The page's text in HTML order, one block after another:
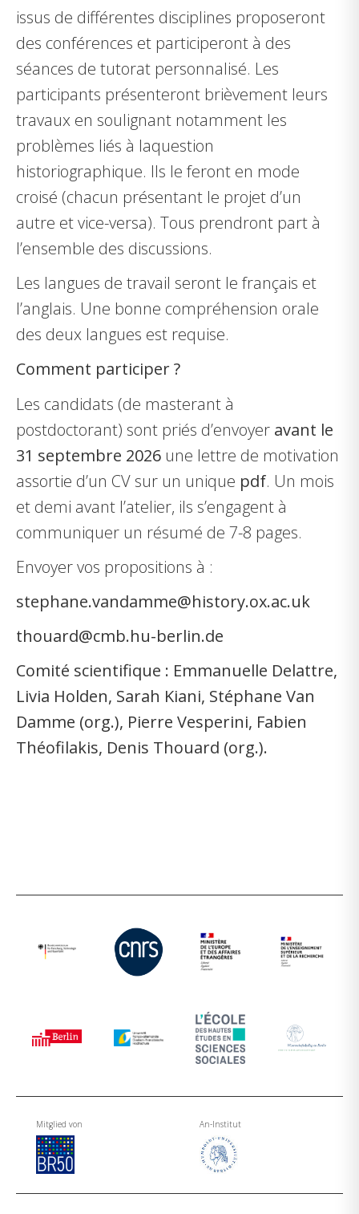
issus de différentes disciplines proposeront
des conférences et participeront à des
séances de tutorat personnalisé. Les
participants présenteront brièvement leurs
travaux en soulignant notamment les
problèmes liés à laquestion
historiographique. Ils le feront en mode
croisé (chacun présentant le projet d’un
autre et vice-versa). Tous prendront part à
l’ensemble des discussions.
Les langues de travail seront le français et
l’anglais. Une bonne compréhension orale
des deux langues est requise.
Comment participer ?
Les candidats (de masterant à
postdoctorant) sont priés d’envoyer avant le
31 septembre 2026 une lettre de motivation
assortie d’un CV sur un unique pdf. Un mois
et demi avant l’atelier, ils s’engagent à
communiquer un résumé de 7-8 pages.
Envoyer vos propositions à :
stephane.vandamme@history.ox.ac.uk
thouard@cmb.hu-berlin.de
Comité scientifique : Emmanuelle Delattre,
Livia Holden, Sarah Kiani, Stéphane Van
Damme (org.), Pierre Vesperini, Fabien
Théofilakis, Denis Thouard (org.).
Mitglied von An-Institut